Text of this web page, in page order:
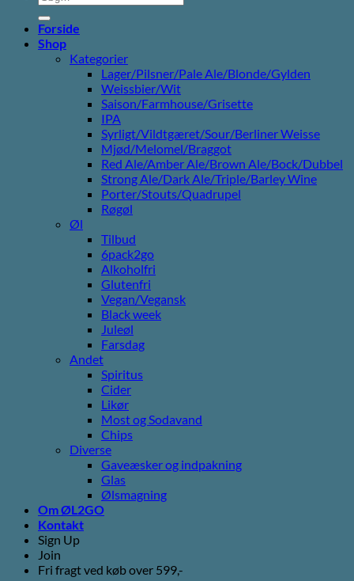
efter:
Forside
Shop
Kategorier
Lager/Pilsner/Pale Ale/Blonde/Gylden
Weissbier/Wit
Saison/Farmhouse/Grisette
IPA
Syrligt/Vildtgæret/Sour/Berliner Weisse
Mjød/Melomel/Braggot
Red Ale/Amber Ale/Brown Ale/Bock/Dubbel
Strong Ale/Dark Ale/Triple/Barley Wine
Porter/Stouts/Quadrupel
Røgøl
Øl
Tilbud
6pack2go
Alkoholfri
Glutenfri
Vegan/Vegansk
Black week
Juleøl
Farsdag
Andet
Spiritus
Cider
Likør
Most og Sodavand
Chips
Diverse
Gaveæsker og indpakning
Glas
Ølsmagning
Om ØL2GO
Kontakt
Sign Up
Join
Fri fragt ved køb over 599,-